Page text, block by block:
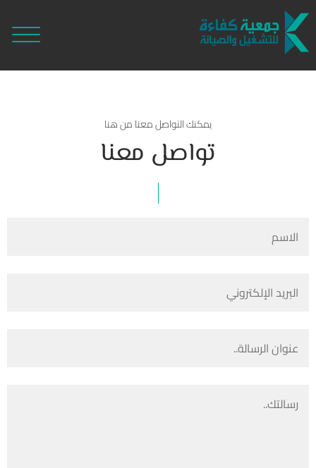
يمكنك التواصل معنا من هنا
تواصل معنا